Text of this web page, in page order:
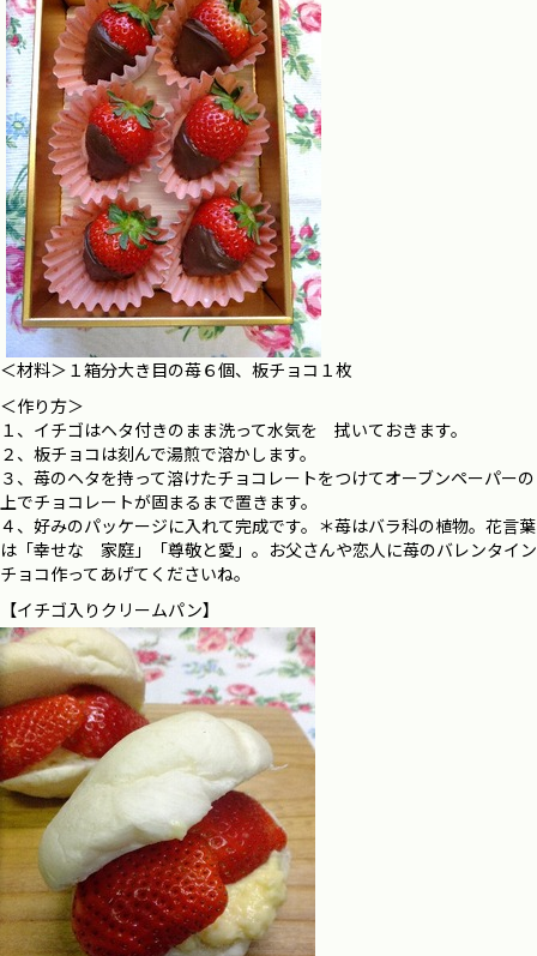
＜材料＞１箱分大き目の苺６個、板チョコ１枚
＜作り方＞
１、イチゴはヘタ付きのまま洗って水気を 拭いておきます。
２、板チョコは刻んで湯煎で溶かします。
３、苺のヘタを持って溶けたチョコレートをつけてオーブンペーパーの
上でチョコレートが固まるまで置きます。
４、好みのパッケージに入れて完成です。＊苺はバラ科の植物。花言葉
は「幸せな 家庭」「尊敬と愛」。お父さんや恋人に苺のバレンタイン
チョコ作ってあげてくださいね。
【イチゴ入りクリームパン】